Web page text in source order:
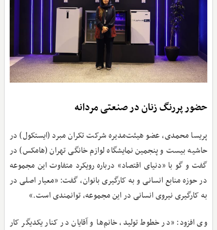
حضور پررنگ زنان در صنعتی مردانه
پریسا محمدی، عضو هیئت‌مدیره شرکت تکران مبرد (ایستکول) در
حاشیه بیست و پنجمین نمایشگاه لوازم خانگی تهران (هامکس) در
گفت و گو با «دنیای اقتصاد» درباره رویکرد متفاوت این مجموعه
در حوزه منابع انسانی و به کارگیری بانوان، گفت: «معیار اصلی در
به کارگیری نیروی انسانی در این مجموعه، توانمندی است.»
وی افزود: «در خطوط تولید، خانم‌ها و آقایان در کنار یکدیگر کار